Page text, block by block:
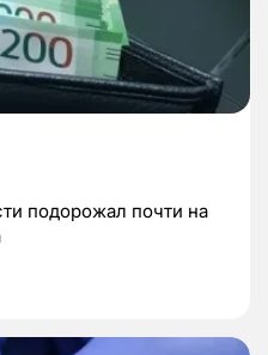
подорожал почти на